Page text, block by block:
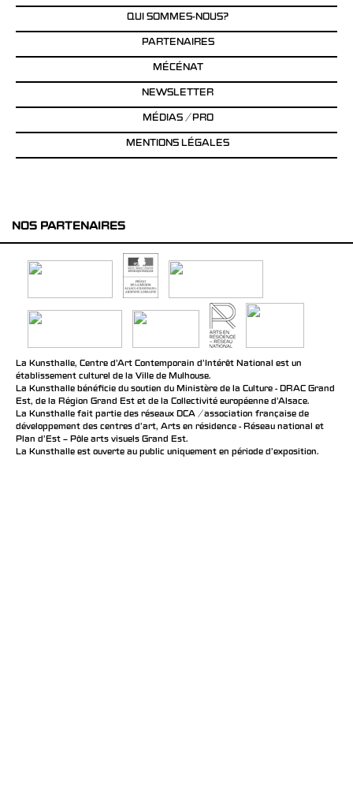
QUI SOMMES-NOUS?
PARTENAIRES
MÉCÉNAT
NEWSLETTER
MÉDIAS / PRO
MENTIONS LÉGALES
NOS PARTENAIRES
La Kunsthalle, Centre d’Art Contemporain d’Intérêt National est un
établissement culturel de la Ville de Mulhouse.
La Kunsthalle bénéficie du soutien du Ministère de la Culture - DRAC Grand
Est, de la Région Grand Est et de la Collectivité européenne d’Alsace.
La Kunsthalle fait partie des réseaux DCA / association française de
développement des centres d'art, Arts en résidence - Réseau national et
Plan d’Est – Pôle arts visuels Grand Est.
La Kunsthalle est ouverte au public uniquement en période d'exposition.